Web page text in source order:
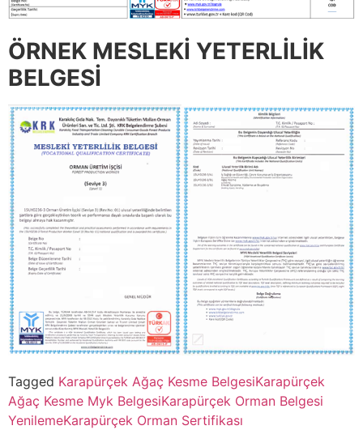
ÖRNEK MESLEKİ YETERLİLİK
BELGESİ
Tagged Karapürçek Ağaç Kesme BelgesiKarapürçek
Ağaç Kesme Myk BelgesiKarapürçek Orman Belgesi
YenilemeKarapürçek Orman Sertifikası